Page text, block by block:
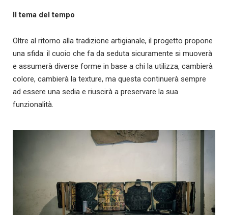
Il tema del tempo
Oltre al ritorno alla tradizione artigianale, il progetto propone
una sfida: il cuoio che fa da seduta sicuramente si muoverà
e assumerà diverse forme in base a chi la utilizza, cambierà
colore, cambierà la texture, ma questa continuerà sempre
ad essere una sedia e riuscirà a preservare la sua
funzionalità.